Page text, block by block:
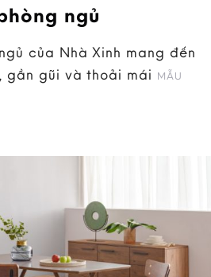
ngủ
của Nhà Xinh mang đến
gần gũi và thoải mái MẪU